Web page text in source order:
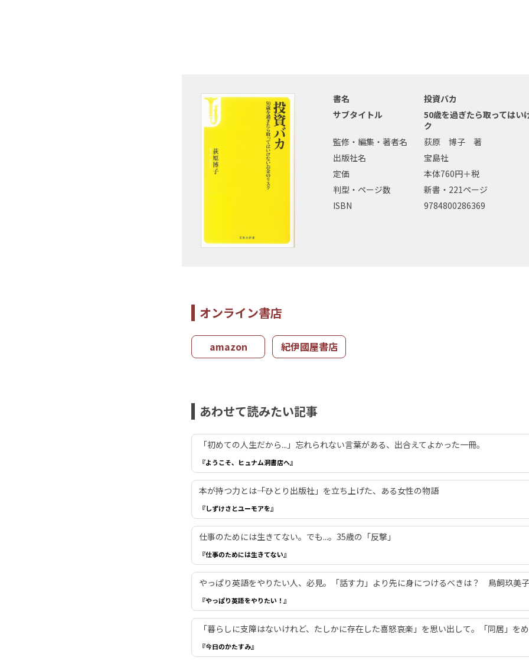
書名
投資バカ
サブタイトル
50歳を過ぎたら取ってはい
ク
監修・編集・著者名
荻原 博子 著
出版社名
宝島社
定価
本体760円＋税
判型・ページ数
新書・221ページ
ISBN
9784800286369
オンライン書店
amazon 紀伊國屋書店
あわせて読みたい記事
「初めての人生だから...」忘れられない言葉がある、出合えてよかった一冊。
『ようこそ、ヒュナム洞書店へ』
本が持つ力とは――「ひとり出版社」を立ち上げた、ある女性の物語
『しずけさとユーモアを』
仕事のためには生きてない。でも...。35歳の「反撃」
『仕事のためには生きてない』
やっぱり英語をやりたい人、必見。「話す力」より先に身につけるべきは？ 鳥飼玖美
『やっぱり英語をやりたい！』
「暮らしに支障はないけれど、たしかに存在した喜怒哀楽」を思い出して。「同居」をめ
『今日のかたすみ』